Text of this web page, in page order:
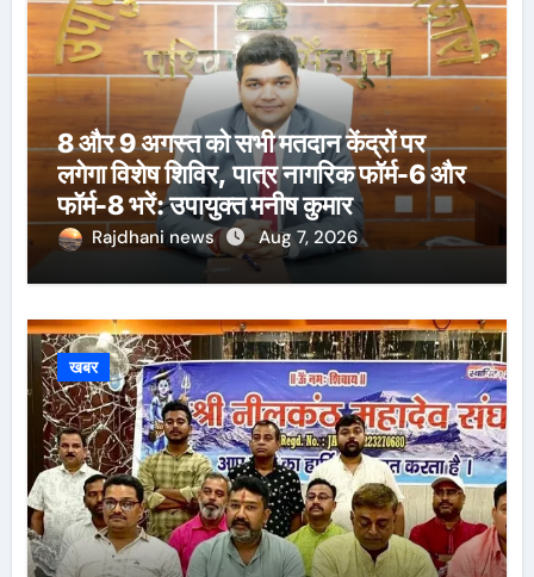
8 और 9 अगस्त को सभी मतदान केंद्रों पर
लगेगा विशेष शिविर, पात्र नागरिक फॉर्म-6 और
फॉर्म-8 भरें: उपायुक्त मनीष कुमार
Rajdhani news Aug 7, 2026
खबर